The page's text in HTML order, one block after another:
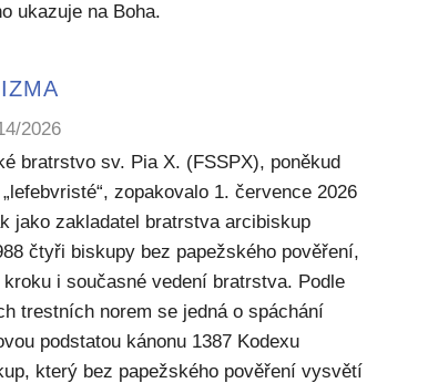
ukazuje na Boha.
2026
bratrstvo sv. Pia X. (FSSPX), poněkud
zopakovalo 1. července 2026
jako zakladatel bratrstva arcibiskup
čtyři biskupy bez papežského pověření,
i současné vedení bratrstva. Podle
trestních norem se jedná o spáchání
podstatou kánonu 1387 Kodexu
který bez papežského pověření vysvětí